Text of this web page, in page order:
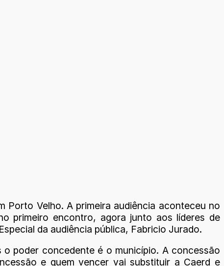
Porto Velho. A primeira audiência aconteceu no
primeiro encontro, agora junto aos líderes de
da audiência pública, Fabricio Jurado.
poder concedente é o município. A concessão
e quem vencer vai substituir a Caerd e